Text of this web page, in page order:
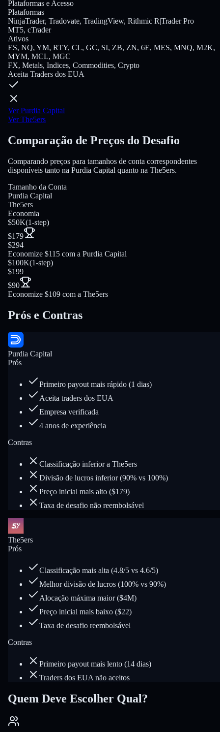
Plataformas e Acesso
Plataformas
NinjaTrader, Tradovate, TradingView, Rithmic R|Trader Pro
MT5, cTrader
Ativos
ES, NQ, YM, RTY, CL, GC, SI, ZB, ZN, 6E, MES, MNQ, M2K,
MYM, MCL, MGC
FX, Metals, Indices, Commodities, Crypto
Aceita Traders dos EUA
Ver Purdia Capital
Ver The5ers
Comparação de Preços do Desafio
Comparando preços para tamanhos de conta correspondentes
disponíveis tanto na Purdia Capital quanto na The5ers.
Tamanho da Conta
Purdia Capital
The5ers
Economia
$50K(1-step)
$179
$294
Economize $115 com a Purdia Capital
$100K(1-step)
$199
$90
Economize $109 com a The5ers
Prós e Contras
Purdia Capital
Prós
Primeiro payout mais rápido (1 dias)
Aceita traders dos EUA
Empresa verificada
4 anos de experiência
Contras
Classificação inferior a The5ers
Divisão de lucros inferior (90% vs 100%)
Preço inicial mais alto ($179)
Taxa de desafio não reembolsável
The5ers
Prós
Classificação mais alta (4.8/5 vs 4.6/5)
Melhor divisão de lucros (100% vs 90%)
Alocação máxima maior ($4M)
Preço inicial mais baixo ($22)
Taxa de desafio reembolsável
Contras
Primeiro payout mais lento (14 dias)
Traders dos EUA não aceitos
Quem Deve Escolher Qual?